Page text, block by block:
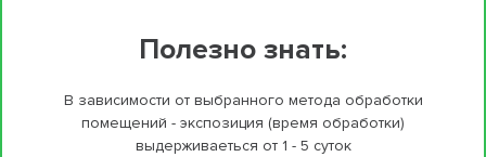
Полезно знать:
В зависимости от выбранного метода обработки
помещений - экспозиция (время обработки)
выдерживаеться от 1 - 5 суток